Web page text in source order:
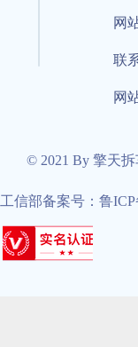
网
联
网
© 2021 By 擎天
工信部备案号：鲁